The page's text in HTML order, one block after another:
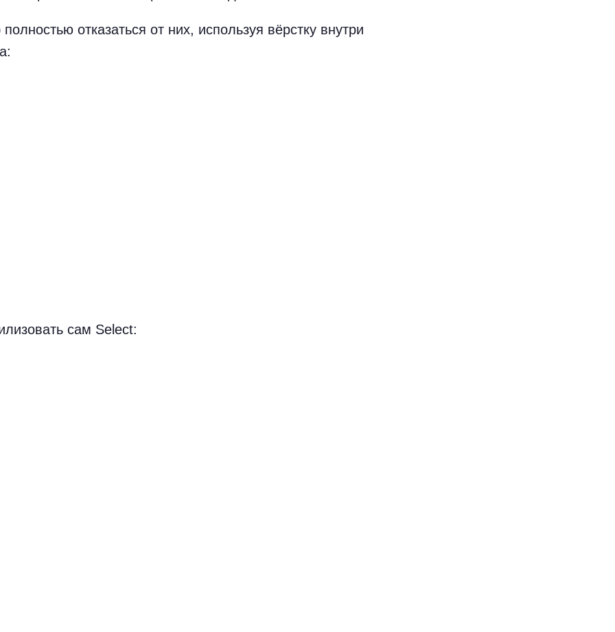
отказаться от них, используя вёрстку внутри
сам Select: